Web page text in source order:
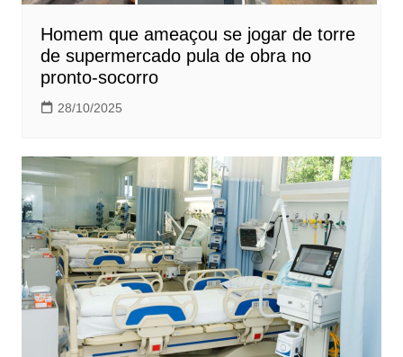
Homem que ameaçou se jogar de torre
de supermercado pula de obra no
pronto-socorro
28/10/2025